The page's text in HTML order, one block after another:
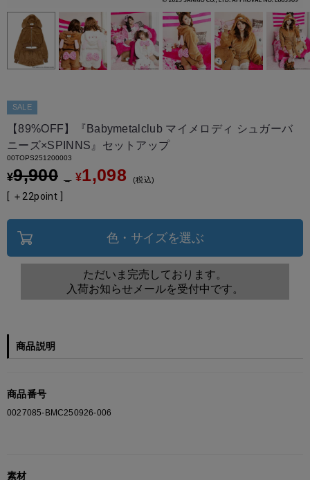
SALE
【89%OFF】『Babymetalclub マイメロディ シュガーバ
ニーズ×SPINNS』セットアップ
00TOPS251200003
¥9,900 → ¥1,098 税込
[ ＋ 22point ]
色・サイズを選ぶ
ただいま完売しております。
入荷お知らせメールを受付中です。
商品説明
商品番号
0027085-BMC250926-006
素材